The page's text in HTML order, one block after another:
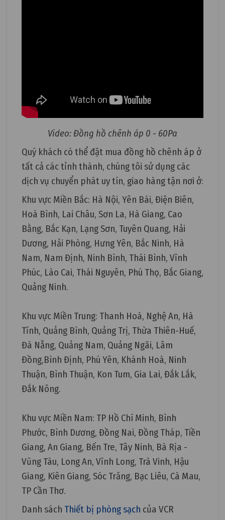
Video: Đồng hồ chênh áp 0 - 60Pa
Quý khách có thể đặt mua đồng hồ chênh áp ở
tất cả các tỉnh thành, chúng tôi sử dụng các
dịch vụ chuyển phát uy tín, giao hàng tận nơi ở:
Khu vực Miền Bắc: Hà Nội, Yên Bái, Điện Biên,
Hoà Bình, Lai Châu, Sơn La, Hà Giang, Cao
Bằng, Bắc Kạn, Lạng Sơn, Tuyên Quang, Hải
Dương, Hải Phòng, Hưng Yên, Bắc Ninh, Hà
Nam, Nam Định, Ninh Bình, Thái Bình, Vĩnh
Phúc, Lào Cai, Thái Nguyên, Phú Thọ, Bắc Giang,
Quảng Ninh.
Khu vực Miền Trung: Thanh Hoá, Nghệ An, Hà
Tĩnh, Quảng Bình, Quảng Trị, Thừa Thiên-Huế,
Đà Nẵng, Quảng Nam, Quảng Ngãi, Lâm
Đồng,Bình Định, Phú Yên, Khánh Hoà, Ninh
Thuận, Bình Thuận, Kon Tum, Gia Lai, Đắk Lắk,
Đắk Nông.
Khu vực Miền Nam: TP Hồ Chí Minh, Bình
Phước, Bình Dương, Đồng Nai, Đồng Tháp, Tiền
Giang, An Giang, Bến Tre, Tây Ninh, Bà Rịa -
Vũng Tàu, Long An, Vĩnh Long, Trà Vinh, Hậu
Giang, Kiên Giang, Sóc Trăng, Bạc Liêu, Cà Mau,
TP Cần Thơ.
Danh sách Thiết bị phòng sạch của VCR